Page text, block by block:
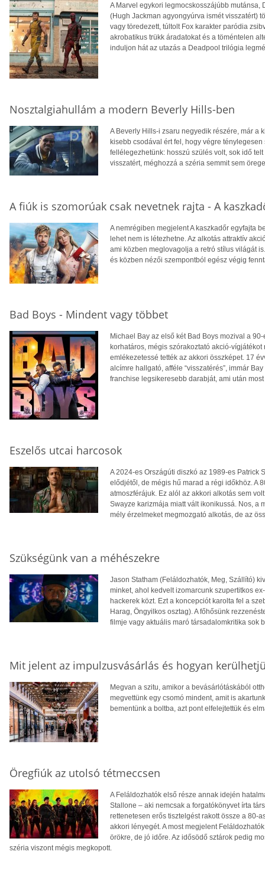
A Marvel egykori legmocskosszájúbb
(Hugh Jackman agyongyúrva ismét visszatért)
vagy töredezett, túltolt Fox karakter paródia
akrobatikus trükk áradatokat és a töméntelen
induljon hát az utazás a Deadpool trilógia
Nosztalgiahullám a modern Beverly Hills-ben
A Beverly Hills-i zsaru negyedik részére, már a
kisebb csodával ért fel, hogy végre
fellélegezhetünk: hosszú szülés volt, sok idő
visszatért, méghozzá a széria semmit sem
A fiúk is szomorúak csak nevetnek rajta - A
A nemrégiben megjelent A kaszkadőr egyfajta
lehet nem is létezhetne. Az alkotás attraktív
ami közben meglovagolja a retró stílus világát
és közben nézői szempontból egész végig
Bad Boys - Mindent vagy többet
Michael Bay az első két Bad Boys mozival a
korhatáros, mégis szórakoztató akció-
emlékezetessé tették az akkori összképet. 17
alcímre hallgató, afféle “visszatérés”, immár
franchise legsikeresebb darabját, ami után
Eszelős utcai harcosok
A 2024-es Országúti diszkó az 1989-es Patrick
elődjétől, de mégis hű marad a régi időkhöz. A
atmoszférájuk. Ez alól az akkori alkotás sem
Swayze karizmája miatt vált ikonikussá. Nos, a
mély érzelmeket megmozgató alkotás, de az
Szükségünk van a méhészekre
Jason Statham (Feláldozhatók, Meg, Szállító)
minket, ahol kedvelt izomarcunk szupertitkos
hackerek közt. Ezt a koncepciót karolta fel a
Harag, Öngyilkos osztag). A főhősünk
filmje vagy aktuális maró társadalomkritika sok
Mit jelent az impulzusvásárlás és hogyan
Megvan a szitu, amikor a bevásárlótáskából
megvettünk egy csomó mindent, amit is
bementünk a boltba, azt pont elfelejtettük és
Öregfiúk az utolsó tétmeccsen
A Feláldozhatók első része annak idején
Stallone – aki nemcsak a forgatókönyvet írta
rettenetesen erős tisztelgést rakott össze a 80-
akkori lényegét. A most megjelent
örökre, de jó időre. Az idősödő sztárok pedig
széria viszont mégis megkopott.